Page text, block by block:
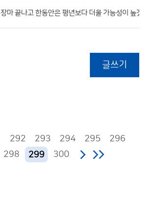
장마 끝나고 한동안은 평년보다 더울 가능성이 높겠
글쓰기
292 293 294 295
296
298 299 300